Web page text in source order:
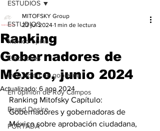
ESTUDIOS
México opina
Elecciones
Evaluación de gobierno
En opinión de Roy Campos
Brand Desire
PORTADA
ESTUDIOS
Ranking
Gobernadores de
México, junio 2024
MITOFSKY Group
23 jul 2024 1 min de lectura
Actualizado: 6 ago 2024
Ranking Mitofsky Capítulo:
Gobernadores y gobernadoras de
México sobre aprobación ciudadana,